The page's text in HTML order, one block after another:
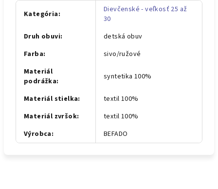
Kategória:
Dievčenské - veľkosť 25 až
30
Druh obuvi:
detská obuv
Farba:
sivo/ružové
Materiál
podrážka: syntetika 100%
Materiál stielka:
textil 100%
Materiál zvršok:
textil 100%
Výrobca: BEFADO